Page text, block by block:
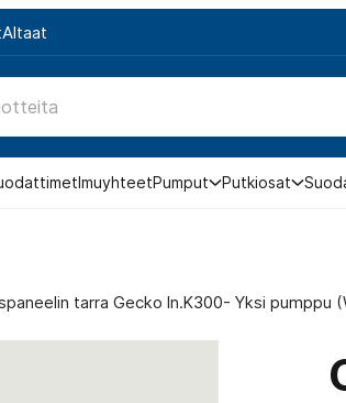
Altaat
ImuyhteetPumput Putkiosat
tarra Gecko In.K300- Yksi pumppu